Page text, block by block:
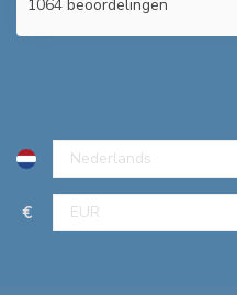
1064 beoordelingen
€